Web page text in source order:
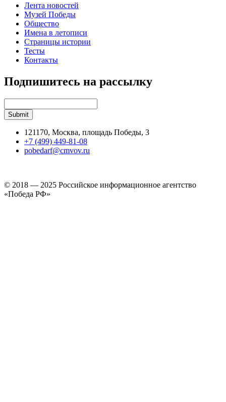
Лента новостей
Музей Победы
Общество
Имена в летописи
Страницы истории
Тесты
Контакты
Подпишитесь на рассылку
121170, Москва, площадь Победы, 3
+7 (499) 449-81-08
pobedarf@cmvov.ru
© 2018 — 2025 Российское информационное агентство
«Победа РФ»